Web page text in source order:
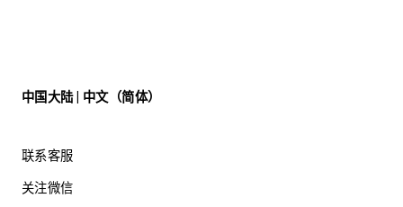
中国大陆 | 中文（简体）
联系客服
关注微信